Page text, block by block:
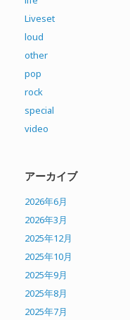
Liveset
loud
other
pop
rock
special
video
アーカイブ
2026年6月
2026年3月
2025年12月
2025年10月
2025年9月
2025年8月
2025年7月